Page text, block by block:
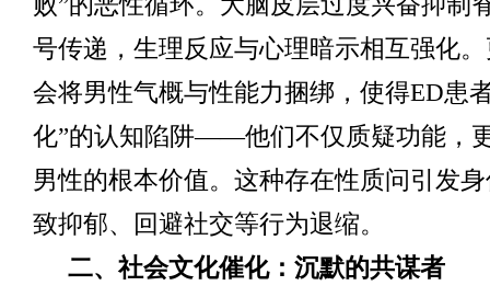
号传递，生理反应与心理暗示相互强化
会将男性气概与性能力捆绑，使得ED患
化”的认知陷阱——他们不仅质疑功能，
男性的根本价值。这种存在性质问引发
致抑郁、回避社交等行为退缩。
二、社会文化催化：沉默的共谋者